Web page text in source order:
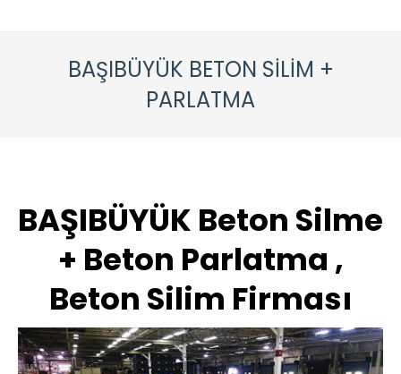
BAŞIBÜYÜK BETON SİLİM +
PARLATMA
BAŞIBÜYÜK Beton Silme
+ Beton Parlatma ,
Beton Silim Firması